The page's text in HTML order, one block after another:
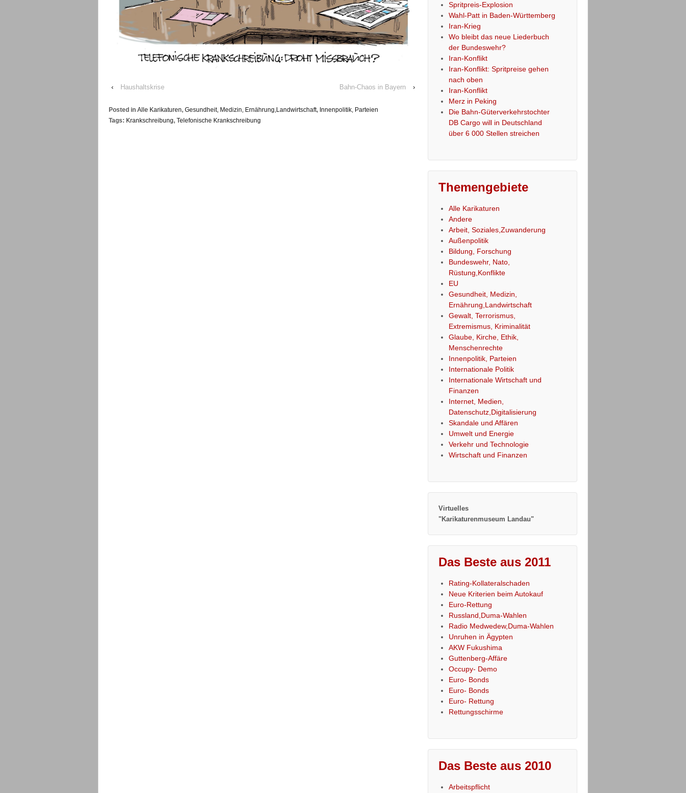
‹ Haushaltskrise Bahn-Chaos in Bayern ›
Posted in Alle Karikaturen, Gesundheit, Medizin, Ernährung,Landwirtschaft, Innenpolitik, Parteien
Tags: Krankschreibung, Telefonische Krankschreibung
Spritpreis-Explosion
Wahl-Patt in Baden-Württemberg
Iran-Krieg
Wo bleibt das neue Liederbuch
der Bundeswehr?
Iran-Konflikt
Iran-Konflikt: Spritpreise gehen
nach oben
Iran-Konflikt
Merz in Peking
Die Bahn-Güterverkehrstochter
DB Cargo will in Deutschland
über 6 000 Stellen streichen
Themengebiete
Alle Karikaturen
Andere
Arbeit, Soziales,Zuwanderung
Außenpolitik
Bildung, Forschung
Bundeswehr, Nato,
Rüstung,Konflikte
EU
Gesundheit, Medizin,
Ernährung,Landwirtschaft
Gewalt, Terrorismus,
Extremismus, Kriminalität
Glaube, Kirche, Ethik,
Menschenrechte
Innenpolitik, Parteien
Internationale Politik
Internationale Wirtschaft und
Finanzen
Internet, Medien,
Datenschutz,Digitalisierung
Skandale und Affären
Umwelt und Energie
Verkehr und Technologie
Wirtschaft und Finanzen
Virtuelles
"Karikaturenmuseum Landau"
Das Beste aus 2011
Rating-Kollateralschaden
Neue Kriterien beim Autokauf
Euro-Rettung
Russland,Duma-Wahlen
Radio Medwedew,Duma-Wahlen
Unruhen in Ägypten
AKW Fukushima
Guttenberg-Affäre
Occupy- Demo
Euro- Bonds
Euro- Bonds
Euro- Rettung
Rettungsschirme
Das Beste aus 2010
Arbeitspflicht